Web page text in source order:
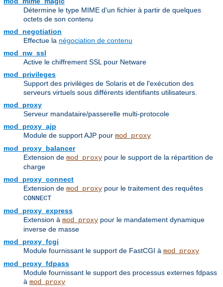
Détermine le type MIME d'un fichier à partir de quelques
octets de son contenu
mod_negotiation
Effectue la négociation de contenu
mod_nw_ssl
Active le chiffrement SSL pour Netware
mod_privileges
Support des privilèges de Solaris et de l'exécution des
serveurs virtuels sous différents identifiants utilisateurs.
mod_proxy
Serveur mandataire/passerelle multi-protocole
mod_proxy_ajp
Module de support AJP pour mod_proxy
mod_proxy_balancer
Extension de mod_proxy pour le support de la répartition de
charge
mod_proxy_connect
Extension de mod_proxy pour le traitement des requêtes
CONNECT
mod_proxy_express
Extension à mod_proxy pour le mandatement dynamique
inverse de masse
mod_proxy_fcgi
Module fournissant le support de FastCGI à mod_proxy
mod_proxy_fdpass
Module fournissant le support des processus externes fdpass
à mod_proxy